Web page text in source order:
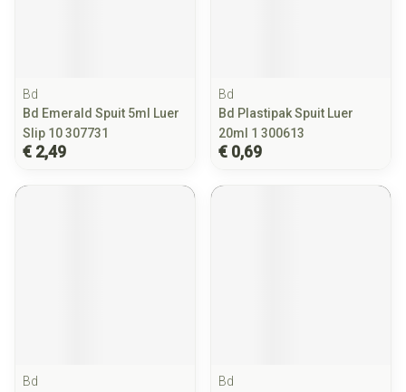
Bd
Bd Emerald Spuit 5ml Luer
Slip 10 307731
€ 2,49
Bd
Bd Plastipak Spuit Luer
20ml 1 300613
€ 0,69
Bd
Bd